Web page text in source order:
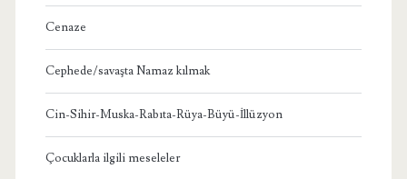
Cenaze
Cephede/savaşta Namaz kılmak
Cin-Sihir-Muska-Rabıta-Rüya-Büyü-İllüzyon
Çocuklarla ilgili meseleler